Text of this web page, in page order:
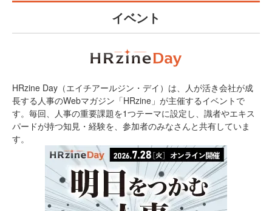
イベント
HRzine Day（エイチアールジン・デイ）は、人が活き会社が成
長する人事のWebマガジン「HRzine」が主催するイベントで
す。毎回、人事の重要課題を1つテーマに設定し、識者やエキス
パードが持つ知見・経験を、参加者のみなさんと共有していま
す。